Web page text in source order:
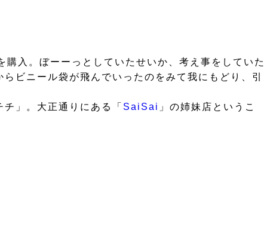
入。ぼーーっとしていたせいか、考え事をしていた
ビニール袋が飛んでいったのをみて我にもどり、引
」。大正通りにある「 SaiSai 」の姉妹店というこ